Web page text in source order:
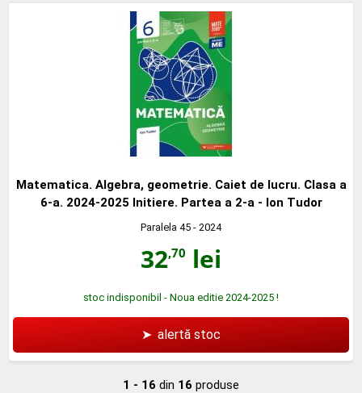
Matematica. Algebra, geometrie. Caiet de lucru. Clasa a
6-a. 2024-2025 Initiere. Partea a 2-a - Ion Tudor
Paralela 45 - 2024
32,70 lei
stoc indisponibil - Noua editie 2024-2025 !
➤ alertă stoc
1 - 16 din 16 produse